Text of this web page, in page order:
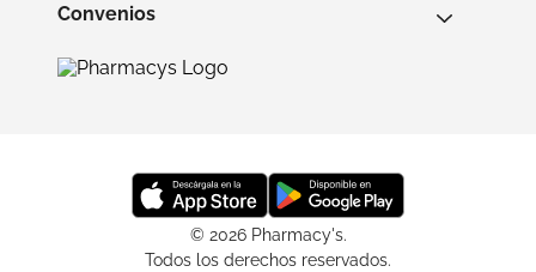
Convenios
© 2026 Pharmacy's.
Todos los derechos reservados.